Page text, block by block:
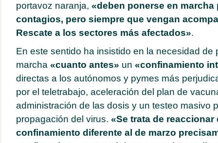
portavoz naranja, «deben ponerse en marcha
contagios, pero siempre que vengan
Rescate a los sectores más afectados».
En este sentido ha insistido en la necesidad de
marcha «cuanto antes» un «confinamiento
directas a los autónomos y pymes más
por el teletrabajo, aceleración del plan de
administración de las dosis y un testeo masivo
propagación del virus. «Se trata de reaccionar
confinamiento diferente al de marzo